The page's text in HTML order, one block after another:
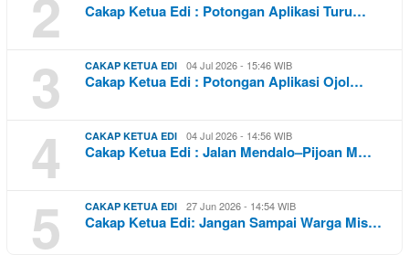
Cakap Ketua Edi : Potongan Aplikasi Turu…
3 CAKAP KETUA EDI 04 Jul 2026 - 15:46 WIB
Cakap Ketua Edi : Potongan Aplikasi Ojol…
4 CAKAP KETUA EDI 04 Jul 2026 - 14:56 WIB
Cakap Ketua Edi : Jalan Mendalo–Pijoan M…
5 CAKAP KETUA EDI 27 Jun 2026 - 14:54 WIB
Cakap Ketua Edi: Jangan Sampai Warga Mis…